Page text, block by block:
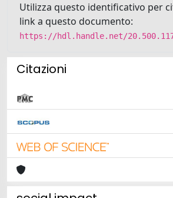
Utilizza questo identificativo per
link a questo documento:
https://hdl.handle.net/
Citazioni